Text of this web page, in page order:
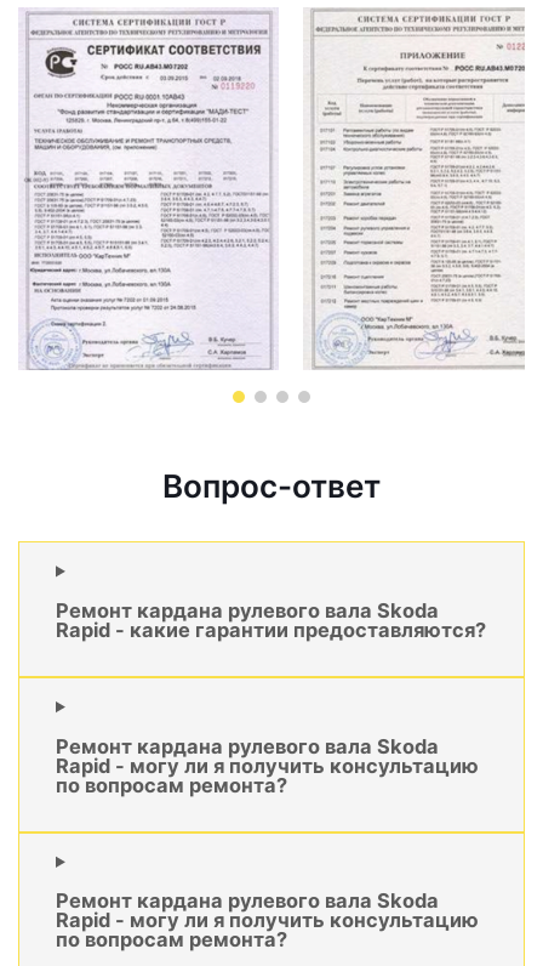
Вопрос-ответ
Ремонт кардана рулевого вала Skoda
Rapid - какие гарантии предоставляются?
Ремонт кардана рулевого вала Skoda
Rapid - могу ли я получить консультацию
по вопросам ремонта?
Ремонт кардана рулевого вала Skoda
Rapid - могу ли я получить консультацию
по вопросам ремонта?